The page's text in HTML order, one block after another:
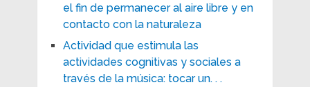
el fin de permanecer al aire libre y en
contacto con la naturaleza
Actividad que estimula las
actividades cognitivas y sociales a
través de la música: tocar un. . .